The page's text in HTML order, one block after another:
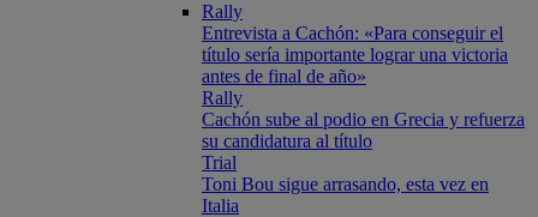
Rally
Entrevista a Cachón: «Para conseguir el
título sería importante lograr una victoria
antes de final de año»
Rally
Cachón sube al podio en Grecia y refuerza
su candidatura al título
Trial
Toni Bou sigue arrasando, esta vez en
Italia